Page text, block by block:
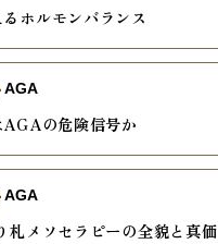
ホルモンバランス
の危険信号か
AGA
札メソセラピーの全貌と真価
AGA